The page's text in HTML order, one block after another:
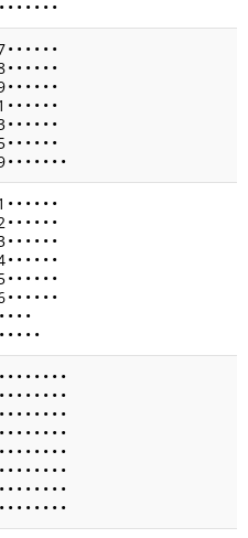
• • • • • • •
• • • • • •
• • • • • •
• • • • • •
• • • • • •
• • • • • •
• • • • • •
• • • • • • •
• • • • • •
• • • • • •
• • • • • •
• • • • • •
• • • • • •
• • • • • •
• • • •
• • • • •
• • • • • • • •
• • • • • • • •
• • • • • • • •
• • • • • • • •
• • • • • • • •
• • • • • • • •
• • • • • • • •
• • • • • • • •